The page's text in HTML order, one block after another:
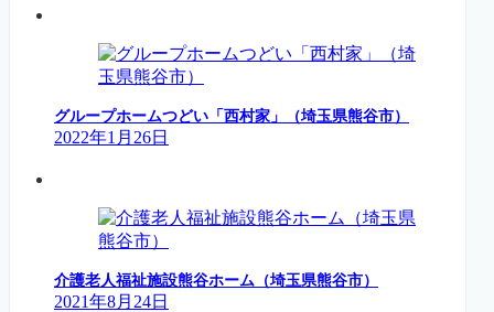
グループホームつどい「西村家」（埼玉県熊谷市）
2022年1月26日
介護老人福祉施設熊谷ホーム（埼玉県熊谷市）
2021年8月24日